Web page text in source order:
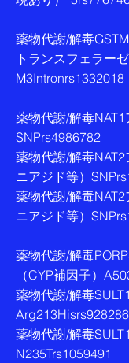
薬物代謝/解毒
トランスフェラーゼ
M3Intronrs1332018
薬物代謝/解毒
SNPrs4986782
薬物代謝/解毒
ニアジド等）
薬物代謝/解毒
ニアジド等）
薬物代謝/解毒
（CYP補因子）
薬物代謝/解毒
薬物代謝/解毒
N235Trs1059491